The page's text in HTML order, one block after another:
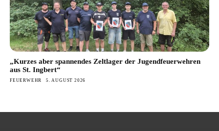
„Kurzes aber spannendes Zeltlager der Jugendfeuerwehren
aus St. Ingbert“
FEUERWEHR 5. AUGUST 2026